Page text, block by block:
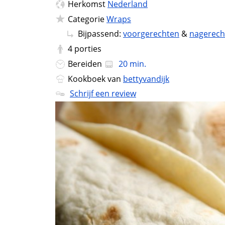
Herkomst Nederland
CategorieWraps
Bijpassend: voorgerechten &
4 porties
Bereiden
20 min.
Kookboek van bettyvandijk
Schrijf een review